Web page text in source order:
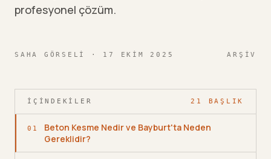
profesyonel çözüm.
SAHA GÖRSELI · 17 EKIM 2025 ARŞIV
İÇINDEKILER 21 BAŞLIK
01
Beton Kesme Nedir ve Bayburt'ta Neden
Gereklidir?